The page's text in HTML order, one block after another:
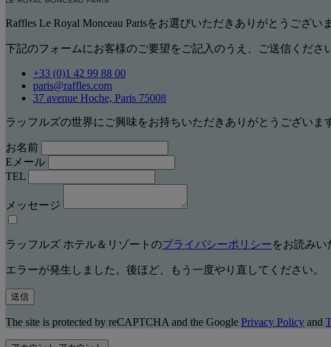
Raffles Le Royal Monceau Parisをお選びいただきありがとうござい
下記のフォームにお客様のご要望をご記入のうえ、ご送信くださ
+33 (0)1 42 99 88 00
paris@raffles.com
37 avenue Hoche, Paris 75008
ラッフルズの世界にご興味をお持ちいただきありがとうございま
お名前
Eメール
TEL
メッセージ
ラッフルズ ホテル＆リゾートのプライバシーポリシーをお読みい
エラーが発生しました。後ほど、もう一度やり直してください。
送信
The site is protected by reCAPTCHA and the Google Privacy Policy and